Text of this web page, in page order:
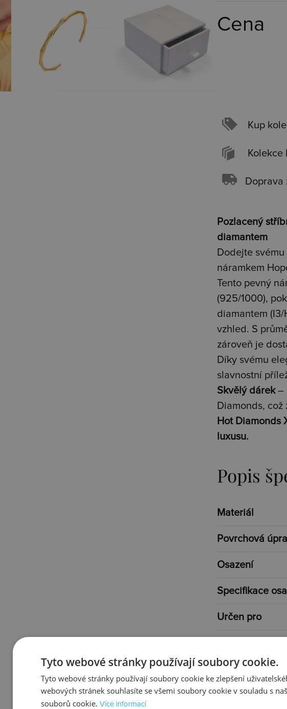
Cena
Kup
Kolekce
Doprava
Pozlacený
diamantem
Dodejte
náramkem
Tento pevný
(925/1000),
diamantem
vzhled. S
zároveň je
Díky svému
slavnostní
Skvělý dárek–
Diamonds,
Hot Diamonds
luxusu.
Popis
Materiál
Povrchová
Osazení
Specifikace
Určen pro
Barva
Váha
Tyto webové stránky používají soubory cookie.
Tyto webové stránky používají soubory cookie ke zlepšení
webových stránek souhlasíte se všemi soubory cookie v souladu s
souborů cookie. Více informací